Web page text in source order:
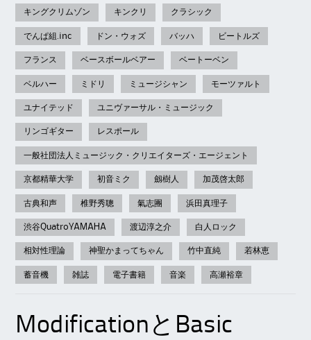
キングクリムゾン キンクリ クラシック
でんぱ組.inc ドン・ウォズ バッハ ビートルズ
フランス ベースボールベアー ベートーベン
ベルハー ミドリ ミュージシャン モーツァルト
ユナイテッド ユニヴァーサル・ミュージック
リンゴギター レスポール
一般社団法人ミュージック・クリエイターズ・エージェント
京都精華大学 初音ミク 劔樹人 加茂啓太郎
古典和声 椎野秀聰 氣志團 浜田真理子
渋谷QuatroYAMAHA 渡辺淳之介 白人ロック
相対性理論 神聖かまってちゃん 竹中直純 若林恵
蓄音機 雑誌 電子書籍 音楽 高瀬裕章
ModificationとBasic